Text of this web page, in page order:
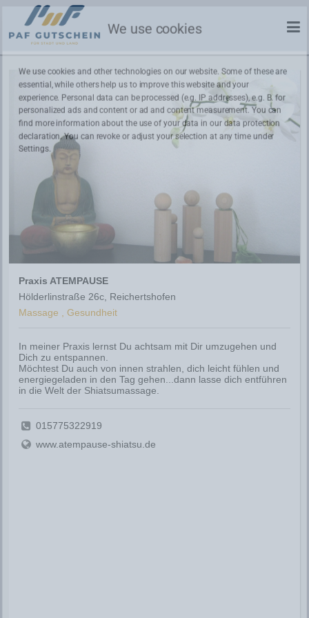
Praxis ATEMPAUSE
Hölderlinstraße 26c, Reichertshofen
Massage , Gesundheit
In meiner Praxis lernst Du achtsam mit Dir umzugehen und
Dich zu entspannen.
Möchtest Du auch von innen strahlen, dich leicht fühlen und
energiegeladen in den Tag gehen...dann lasse dich entführen
in die Welt der Shiatsumassage.
015775322919
www.atempause-shiatsu.de
We use cookies
We use cookies and other technologies on our website. Some of these are
essential, while others help us to improve this website and your
experience. Personal data can be processed (e.g. IP addresses), e.g. B. for
personalized ads and content or ad and content measurement. You can
find more information about the use of your data in ourdata protection
declaration. You can revoke or adjust your selection at any time under
Settings.